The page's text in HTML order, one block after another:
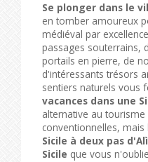
Se plonger dans le
en tomber amoureux
médiéval par
passages souterrains,
portails en pierre, de
d'intéressants trésors
sentiers naturels vous
vacances dans une
alternative au
conventionnelles, mais
Sicile à deux pas
Sicile que vous